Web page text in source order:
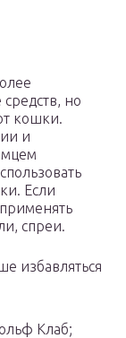
но
кошки.
и
Если
спреи.
избавляться
Клаб;